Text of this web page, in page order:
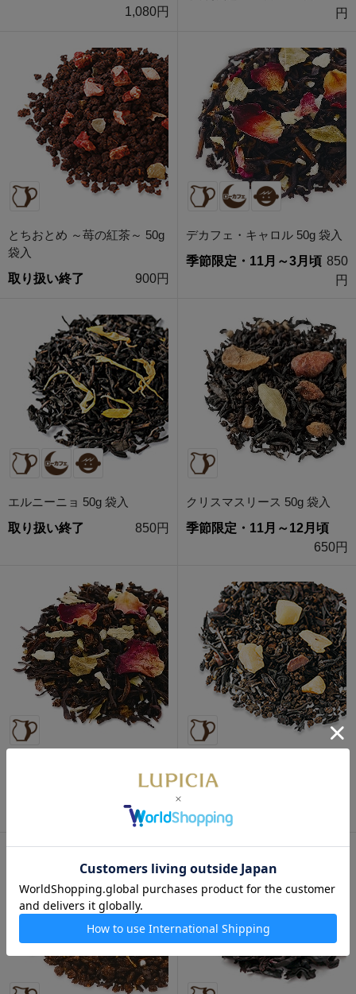
1,080円
円
とちおとめ ～苺の紅茶～ 50g
袋入
取り扱い終了
900円
デカフェ・キャロル 50g 袋入
季節限定・11月～3月頃 850
円
エルニーニョ 50g 袋入
取り扱い終了
850円
クリスマスリース 50g 袋入
季節限定・11月～12月頃
650円
円